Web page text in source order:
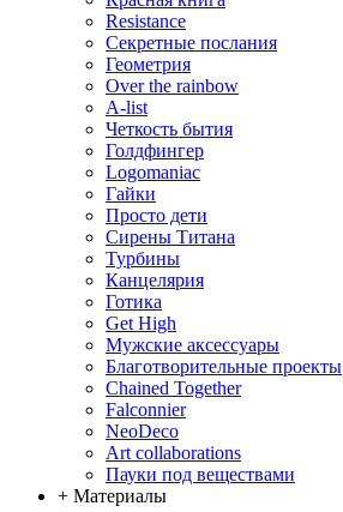
Resistance
Секретные послания
Геометрия
Over the rainbow
A-list
Четкость бытия
Голдфингер
Logomaniac
Гайки
Просто дети
Сирены Титана
Турбины
Канцелярия
Готика
Get High
Мужские аксессуары
Благотворительные проекты
Chained Together
Falconnier
NeoDeco
Аrt collaborations
Пауки под веществами
+ Материалы